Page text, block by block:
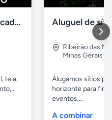
aluguel telas datashow cadeiras uberlândia
tela,
Ribeirão das
Minas Gerais
Alugamos sítios
horizonte para
eventos,...
A combinar